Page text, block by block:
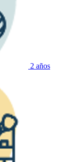
2 años